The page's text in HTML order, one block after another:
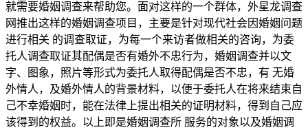
就需要婚姻调查来帮助您。面对这样的一个群体，外星龙调查
网推出这样的婚姻调查项目，主要是针对现代社会因婚姻问题
进行相关 的调查取证，为每一个来访者做相关的咨询，为委
托人调查取证其配偶是否有婚外不忠行为，婚姻调查并以文
字、图象，照片等形式为委托人取得配偶是否不忠，有 无婚
外情人，及婚外情人的背景材料，以便于委托人在将来结束自
己不幸婚姻时，能在法律上提出相关的证明材料，得到自己应
该得到的权益。以上即是婚姻调查所 服务的对象以及婚姻调